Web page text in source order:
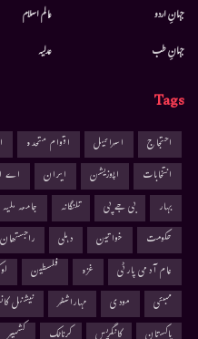
جہانِ اردو
جہانِ طب
عالم اسلام
عدلیہ
Tags
احتجاج اسرائیل اقوام متحدہ
انتخابات
اپوزیشن ایران اے
بہار
بی جے پی تلنگانہ جامعہ
حکومت
خواتین دہلی راجستھان
عام آدمی پارٹی
غزہ فلسطین
ممبئی
مودی مہاراشٹر نیشنل